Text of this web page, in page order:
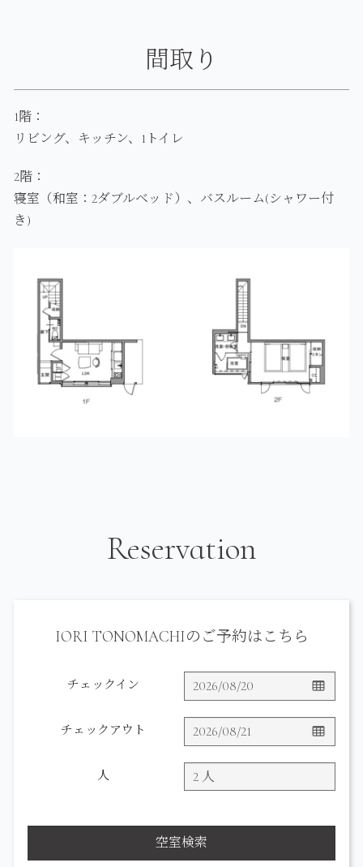
間取り
1階：
リビング、キッチン、1トイレ
2階：
寝室（和室：2ダブルベッド）、バスルーム(シャワー付
き)
Reservation
IORI TONOMACHIのご予約はこちら
チェックイン
チェックアウト
人
空室検索